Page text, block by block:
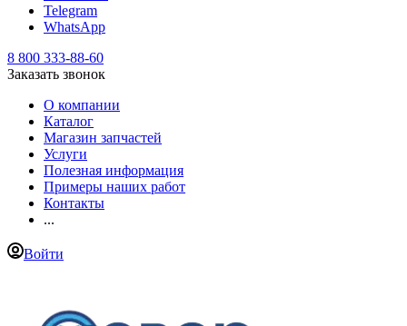
Telegram
WhatsApp
8 800 333-88-60
Заказать звонок
О компании
Каталог
Магазин запчастей
Услуги
Полезная информация
Примеры наших работ
Контакты
...
Войти